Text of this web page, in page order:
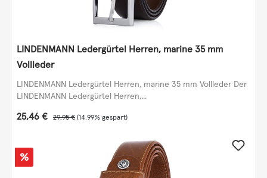
LINDENMANN Ledergürtel Herren, marine 35 mm
Vollleder
LINDENMANN Ledergürtel Herren, marine 35 mm Vollleder Der
LINDENMANN Ledergürtel Herren,...
Verkaufspreis:
25,46 € Regulärer Preis:
29,95 € (14.99% gespart)
Rabatt
%